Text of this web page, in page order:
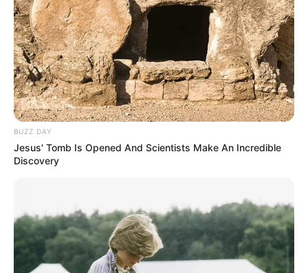
BUZZ DAY
Jesus' Tomb Is Opened And Scientists Make An Incredible
Discovery